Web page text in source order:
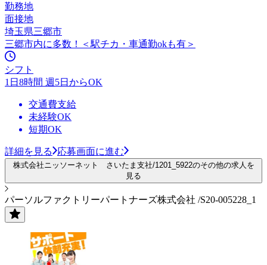
勤務地
面接地
埼玉県三郷市
三郷市内に多数！＜駅チカ・車通勤okも有＞
シフト
1日8時間 週5日からOK
交通費支給
未経験OK
短期OK
詳細を見る 応募画面に進む
株式会社ニッソーネット さいたま支社/1201_5922のその他の求人を
見る
パーソルファクトリーパートナーズ株式会社 /S20-005228_1